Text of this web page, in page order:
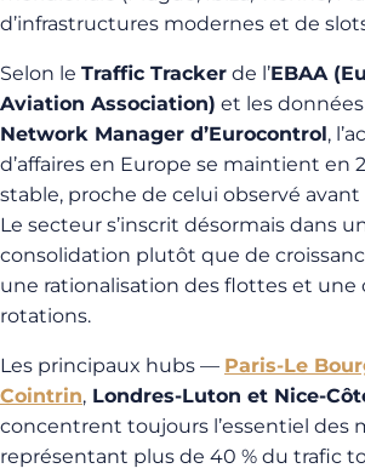
d’infrastructures modernes et de
Selon le Traffic Tracker de l’EBAA
Aviation Association) et les
Network Manager d’Eurocontrol,
d’affaires en Europe se maintient en
stable, proche de celui observé avant
Le secteur s’inscrit désormais dans
consolidation plutôt que de
une rationalisation des flottes et
rotations.
Les principaux hubs — Paris-Le
Cointrin, Londres-Luton et Nice-
concentrent toujours l’essentiel des
représentant plus de 40 % du trafic